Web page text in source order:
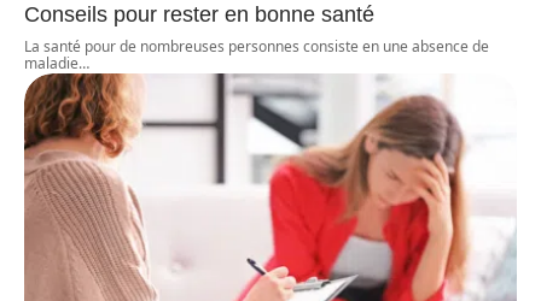
Conseils pour rester en bonne santé
La santé pour de nombreuses personnes consiste en une absence de
maladie…